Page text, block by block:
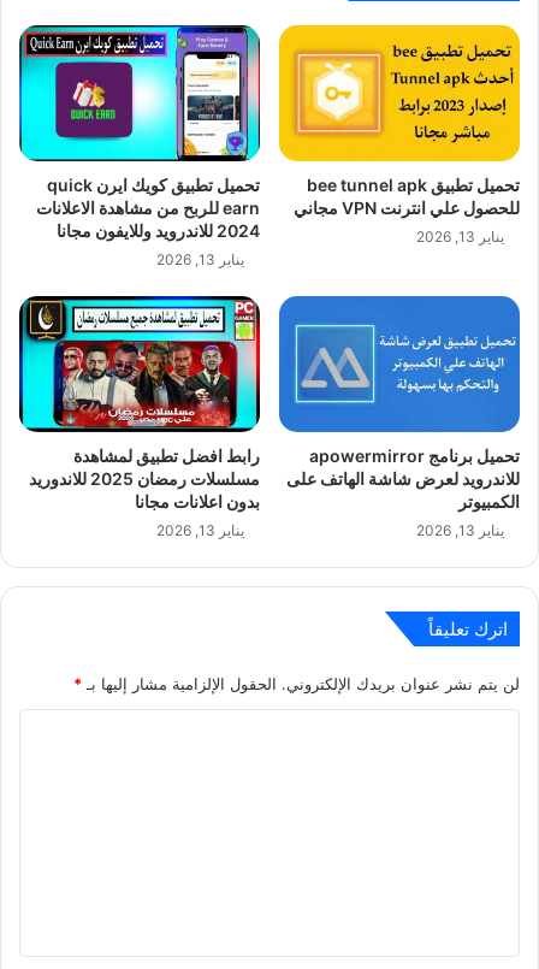
تحميل تطبيق bee tunnel apk
للحصول علي انترنت VPN مجاني
يناير 13, 2026
تحميل تطبيق كويك ايرن quick
earn للربح من مشاهدة الاعلانات
2024 للاندرويد وللايفون مجانا
يناير 13, 2026
تحميل برنامج apowermirror
للاندرويد لعرض شاشة الهاتف على
الكمبيوتر
يناير 13, 2026
رابط افضل تطبيق لمشاهدة
مسلسلات رمضان 2025 للاندوريد
بدون اعلانات مجانا
يناير 13, 2026
اترك تعليقاً
لن يتم نشر عنوان بريدك الإلكتروني. الحقول الإلزامية مشار إليها بـ *